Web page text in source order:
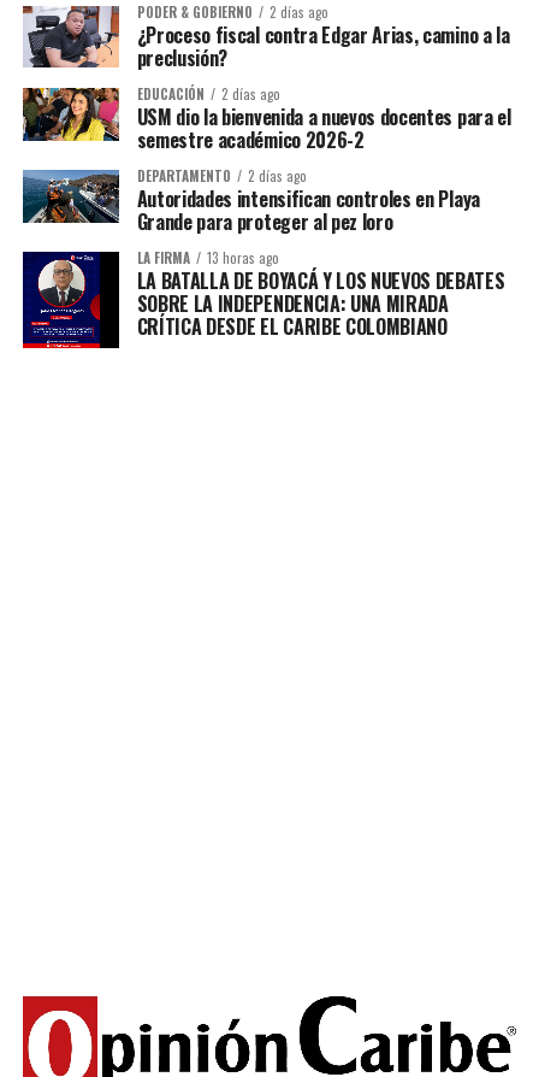
PODER & GOBIERNO 2 días ago
¿Proceso fiscal contra Edgar Arias, camino a la
preclusión?
EDUCACIÓN 2 días ago
USM dio la bienvenida a nuevos docentes para el
semestre académico 2026-2
DEPARTAMENTO 2 días ago
Autoridades intensifican controles en Playa
Grande para proteger al pez loro
LA FIRMA 13 horas ago
LA BATALLA DE BOYACÁ Y LOS NUEVOS DEBATES
SOBRE LA INDEPENDENCIA: UNA MIRADA
CRÍTICA DESDE EL CARIBE COLOMBIANO